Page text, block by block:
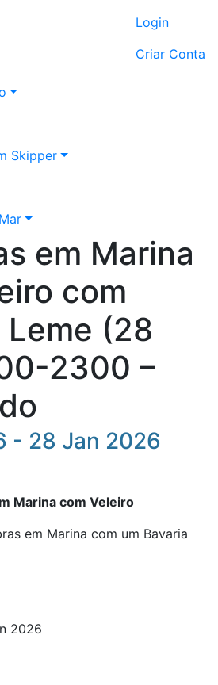
Login
Criar Conta
Skipper
em Marina
com
Leme (28
2300 –
- 28 Jan 2026
Marina com Veleiro
em Marina com um Bavaria
2026